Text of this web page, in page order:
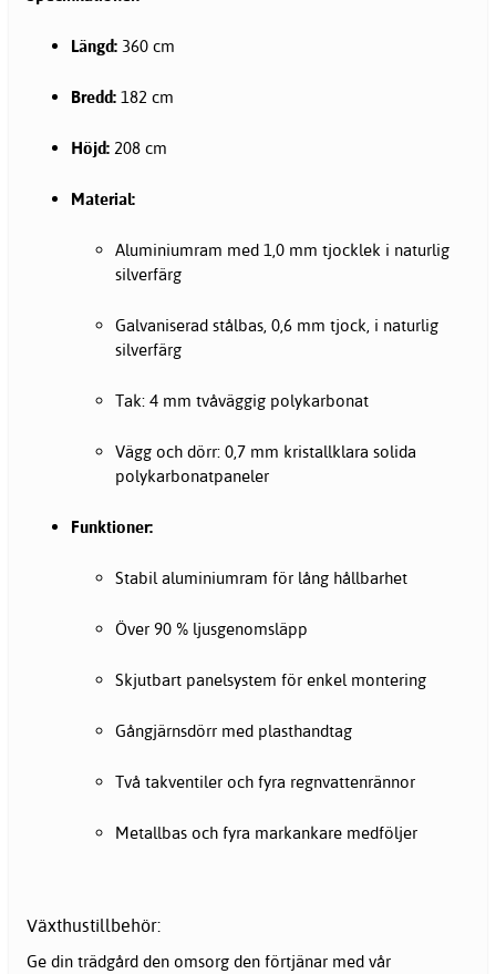
Längd: 360 cm
Bredd: 182 cm
Höjd: 208 cm
Material:
Aluminiumram med 1,0 mm tjocklek i naturlig
silverfärg
Galvaniserad stålbas, 0,6 mm tjock, i naturlig
silverfärg
Tak: 4 mm tvåväggig polykarbonat
Vägg och dörr: 0,7 mm kristallklara solida
polykarbonatpaneler
Funktioner:
Stabil aluminiumram för lång hållbarhet
Över 90 % ljusgenomsläpp
Skjutbart panelsystem för enkel montering
Gångjärnsdörr med plasthandtag
Två takventiler och fyra regnvattenrännor
Metallbas och fyra markankare medföljer
Växthustillbehör:
Ge din trädgård den omsorg den förtjänar med vår